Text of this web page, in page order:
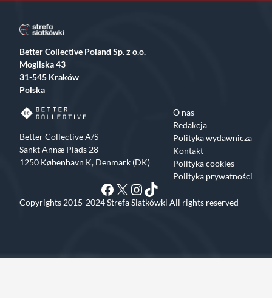
Better Collective Poland Sp. z o.o.
Mogilska 43
31-545 Kraków
Polska
Better Collective A/S
Sankt Annæ Plads 28
1250 København K, Denmark (DK)
O nas
Redakcja
Polityka wydawnicza
Kontakt
Polityka cookies
Polityka prywatności
Facebook
X Instagram
TikTok
Copyrights 2015-2024 Strefa Siatkówki All rights reserved